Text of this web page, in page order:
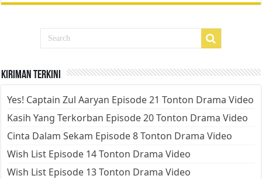
Kiriman Terkini
Yes! Captain Zul Aaryan Episode 21 Tonton Drama Video
Kasih Yang Terkorban Episode 20 Tonton Drama Video
Cinta Dalam Sekam Episode 8 Tonton Drama Video
Wish List Episode 14 Tonton Drama Video
Wish List Episode 13 Tonton Drama Video